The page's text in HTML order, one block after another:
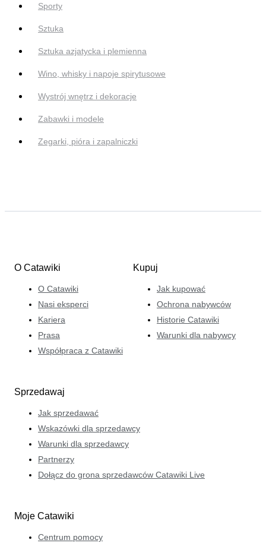
Sporty
Sztuka
Sztuka azjatycka i plemienna
Wino, whisky i napoje spirytusowe
Wystrój wnętrz i dekoracje
Zabawki i modele
Zegarki, pióra i zapalniczki
O Catawiki
O Catawiki
Nasi eksperci
Kariera
Prasa
Współpraca z Catawiki
Kupuj
Jak kupować
Ochrona nabywców
Historie Catawiki
Warunki dla nabywcy
Sprzedawaj
Jak sprzedawać
Wskazówki dla sprzedawcy
Warunki dla sprzedawcy
Partnerzy
Dołącz do grona sprzedawców Catawiki Live
Moje Catawiki
Centrum pomocy